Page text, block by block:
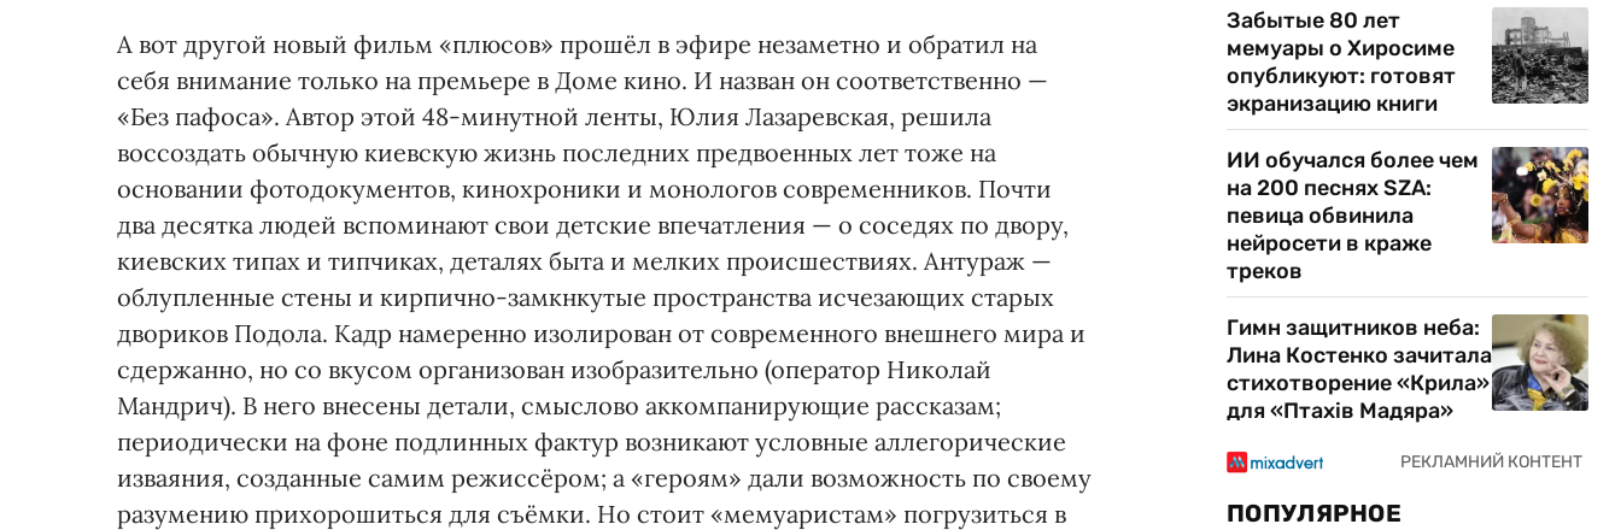
А вот другой новый фильм «плюсов» прошёл в эфире незаметно и обратил на
себя внимание только на премьере в Доме кино. И назван он соответственно —
«Без пафоса». Автор этой 48-минутной ленты, Юлия Лазаревская, решила
воссоздать обычную киевскую жизнь последних предвоенных лет тоже на
основании фотодокументов, кинохроники и монологов современников. Почти
два десятка людей вспоминают свои детские впечатления — о соседях по двору,
киевских типах и типчиках, деталях быта и мелких происшествиях. Антураж —
облупленные стены и кирпично-замкнкутые пространства исчезающих старых
двориков Подола. Кадр намеренно изолирован от современного внешнего мира и
сдержанно, но со вкусом организован изобразительно (оператор Николай
Мандрич). В него внесены детали, смыслово аккомпанирующие рассказам;
периодически на фоне подлинных фактур возникают условные аллегорические
изваяния, созданные самим режиссёром; а «героям» дали возможность по своему
разумению прихорошиться для съёмки. Но стоит «мемуаристам» погрузиться в
Забытые 80 лет
мемуары о Хиросиме
опубликуют: готовят
экранизацию книги
ИИ обучался более чем
на 200 песнях SZA:
певица обвинила
нейросети в краже
треков
Гимн защитников неба:
Лина Костенко зачитала
стихотворение «Крила»
для «Птахів Мадяра»
ПОПУЛЯРНОЕ